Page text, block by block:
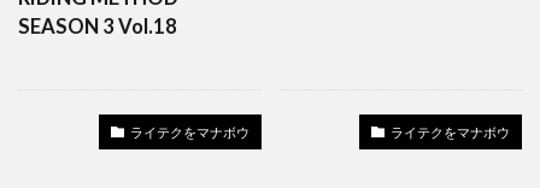
SEASON 3 Vol.18
ライテクをマナボウ ライテクをマナボウ